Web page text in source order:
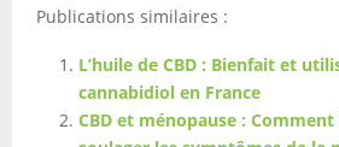
Publications similaires :
L’huile de CBD : Bienfait et
cannabidiol en France
CBD et ménopause :